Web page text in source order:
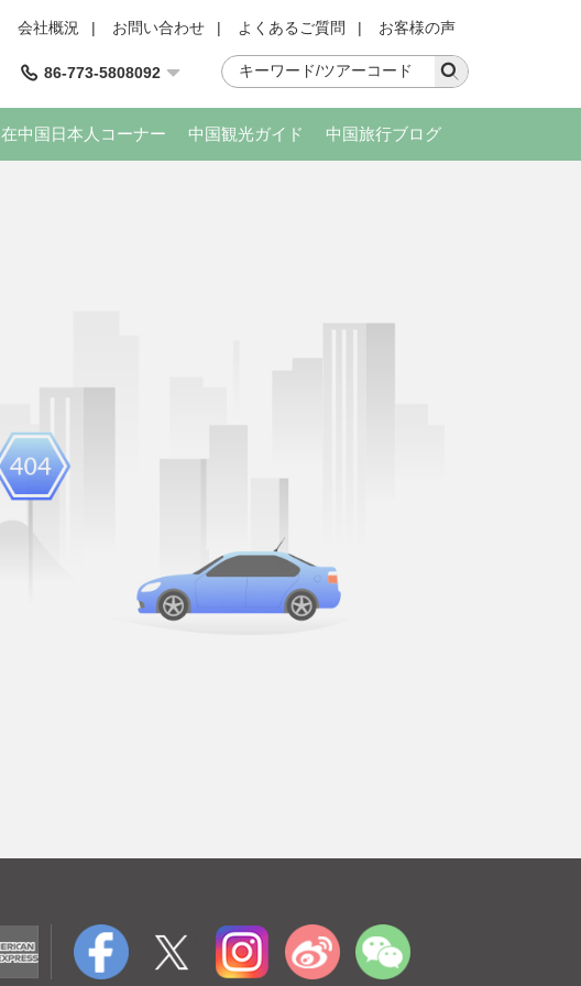
会社概況 | お問い合わせ | よくあるご質問 | お客様の声
86-773-5808092
在中国日本人コーナー 中国観光ガイド 中国旅行ブログ